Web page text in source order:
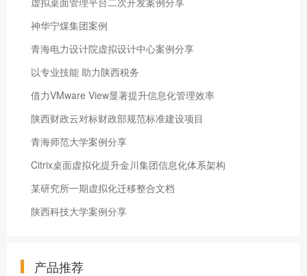
神华宁煤集团案例
青海电力设计院虚拟设计中心案例分享
以专业技能 助力陕西税务
借力VMware View显著提升信息化管理效率
陕西财政云对标财政部规范标准建设项目
青海师范大学案例分享
Citrix桌面虚拟化提升金川集团信息化体系架构
某研究所一期虚拟化迁移整合文档
陕西科技大学案例分享
产品推荐